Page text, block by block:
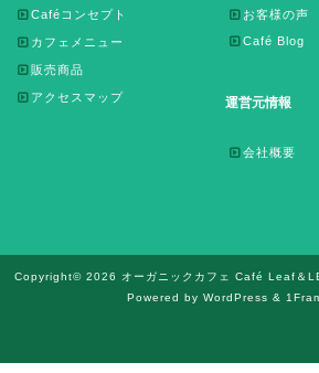
Caféコンセプト
カフェメニュー
販売商品
アクセスマップ
お客様の声
Café Blog
運営元情報
会社概要
Copyright© 2026 オーガニックカフェ Café Leaf＆
Powered by WordPress &